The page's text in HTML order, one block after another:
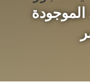
الموجودة